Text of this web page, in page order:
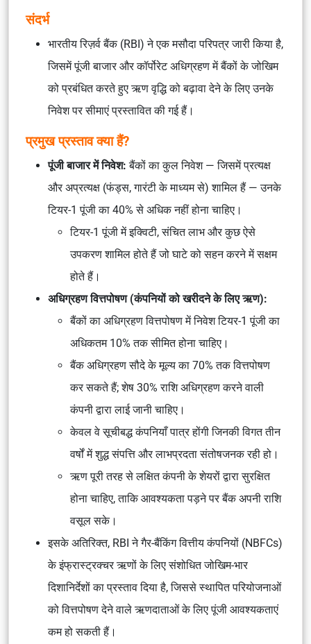
संदर्भ
भारतीय रिज़र्व बैंक (RBI) ने एक मसौदा परिपत्र जारी किया है,
जिसमें पूंजी बाजार और कॉर्पोरेट अधिग्रहण में बैंकों के जोखिम
को प्रबंधित करते हुए ऋण वृद्धि को बढ़ावा देने के लिए उनके
निवेश पर सीमाएं प्रस्तावित की गई हैं।
प्रमुख प्रस्ताव क्या हैं?
पूंजी बाजार में निवेश: बैंकों का कुल निवेश — जिसमें प्रत्यक्ष
और अप्रत्यक्ष (फंड्स, गारंटी के माध्यम से) शामिल हैं — उनके
टियर-1 पूंजी का 40% से अधिक नहीं होना चाहिए।
टियर-1 पूंजी में इक्विटी, संचित लाभ और कुछ ऐसे
उपकरण शामिल होते हैं जो घाटे को सहन करने में सक्षम
होते हैं।
अधिग्रहण वित्तपोषण (कंपनियों को खरीदने के लिए ऋण):
बैंकों का अधिग्रहण वित्तपोषण में निवेश टियर-1 पूंजी का
अधिकतम 10% तक सीमित होना चाहिए।
बैंक अधिग्रहण सौदे के मूल्य का 70% तक वित्तपोषण
कर सकते हैं; शेष 30% राशि अधिग्रहण करने वाली
कंपनी द्वारा लाई जानी चाहिए।
केवल वे सूचीबद्ध कंपनियाँ पात्र होंगी जिनकी विगत तीन
वर्षों में शुद्ध संपत्ति और लाभप्रदता संतोषजनक रही हो।
ऋण पूरी तरह से लक्षित कंपनी के शेयरों द्वारा सुरक्षित
होना चाहिए, ताकि आवश्यकता पड़ने पर बैंक अपनी राशि
वसूल सके।
इसके अतिरिक्त, RBI ने गैर-बैंकिंग वित्तीय कंपनियों (NBFCs)
के इंफ्रास्ट्रक्चर ऋणों के लिए संशोधित जोखिम-भार
दिशानिर्देशों का प्रस्ताव दिया है, जिससे स्थापित परियोजनाओं
को वित्तपोषण देने वाले ऋणदाताओं के लिए पूंजी आवश्यकताएं
कम हो सकती हैं।